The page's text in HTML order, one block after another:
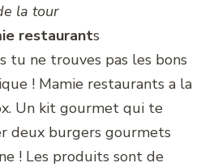
la tour
restaurants
tu ne trouves pas les bons
! Mamie restaurants a la
Un kit gourmet qui te
deux burgers gourmets
! Les produits sont de